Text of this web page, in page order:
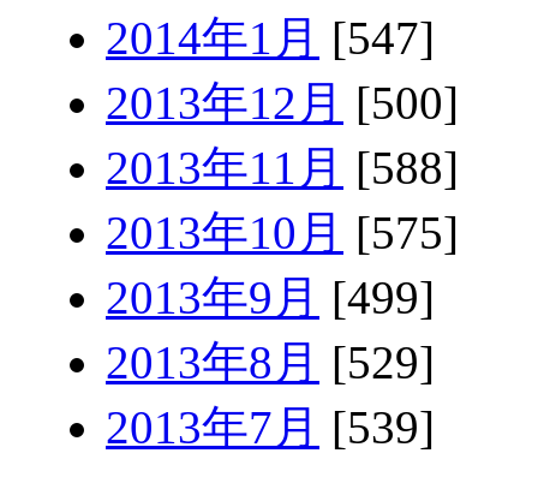
2014年1月 [547]
2013年12月 [500]
2013年11月 [588]
2013年10月 [575]
2013年9月 [499]
2013年8月 [529]
2013年7月 [539]